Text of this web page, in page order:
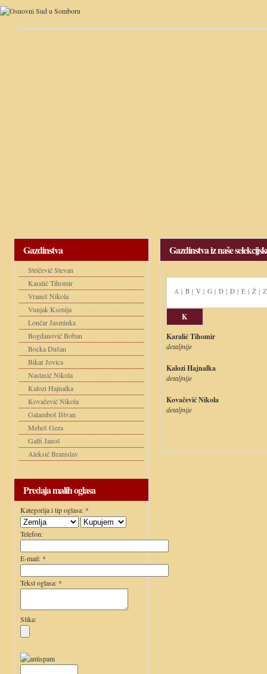
Gazdinstva
Stričević Stevan
Karalić Tihomir
Vraneš Nikola
Vunjak Ksenija
Lončar Jasminka
Bogdanović Boban
Bocka Dušan
Bikar Jovica
Nastasić Nikola
Kalozi Hajnalka
Kovačević Nikola
Galamboš Ištvan
Meheš Geza
Galfi Janoš
Aleksić Branislav
Predaja malih oglasa
Kategorija i tip oglasa: *
Telefon:
E-mail: *
Tekst oglasa: *
Slika:
Gazdinstva iz naše
A | B | V | G | D | Đ | E | Ž | Z
K
Karalić Tihomir
detaljnije
Kalozi Hajnalka
detaljnije
Kovačević Nikola
detaljnije